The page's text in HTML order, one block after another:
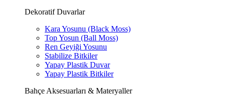
Dekoratif Duvarlar
Kara Yosunu (Black Moss)
Top Yosun (Ball Moss)
Ren Geyiği Yosunu
Stabilize Bitkiler
Yapay Plastik Duvar
Yapay Plastik Bitkiler
Bahçe Aksesuarları & Materyaller